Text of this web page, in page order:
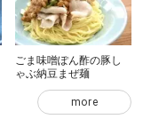
ごま味噌ぽん酢の豚し
ゃぶ納豆まぜ麺
more